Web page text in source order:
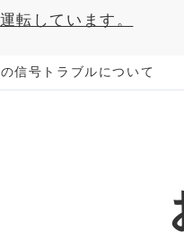
転しています。
信号トラブルについて